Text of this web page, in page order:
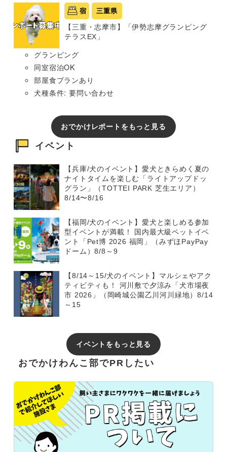
宿 三重県
【三重・志摩市】「伊勢志摩グランピング
テラスEX」
グランピング
同室宿泊OK
部屋食プランあり
犬種条件: 要問い合わせ
おでかけレポートをもっと見る
イベント
【兵庫/犬のイベント】愛犬ときらめく夏の
ナイトタイムを楽しむ「ライトアップドッ
グラン」（TOTTEI PARK 芝生エリア）
8/14〜8/16
【福岡/犬のイベント】愛犬と楽しめる参加
型イベントが満載！ 国内最大級ペットイベ
ント「Pet博 2026 福岡」（みずほPayPay
ドーム）8/8～9
【8/14～15/犬のイベント】マルシェやアク
ティビティも！ 河川敷で夕涼み「犬市場夜
市 2026」（岡崎城公園乙川河川緑地）8/14
～15
イベントをもっと見る
おでかけわんこ部でPRしたい